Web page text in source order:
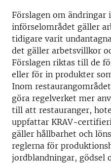
Förslagen om
införselområdet gäller
tidigare varit
det gäller arbetsvillkor
Förslagen riktas till de
eller för in produkter
Inom
göra regelverket mer
till att restauranger,
uppfattar KRAV-
gäller hållbarhet och
reglerna för
jordblandningar, gödsel